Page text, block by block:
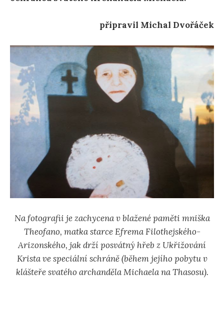
připravil Michal Dvořáček
Na fotografii je zachycena v blažené paměti mniška
Theofano, matka starce Efrema Filothejského-
Arizonského, jak drží posvátný hřeb z Ukřižování
Krista ve speciální schráně (během jejího pobytu v
klášteře svatého archanděla Michaela na Thasosu).